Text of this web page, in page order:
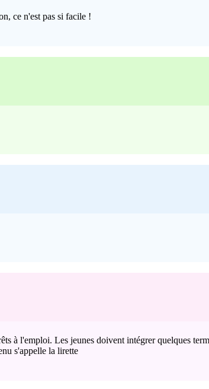
ce n'est pas si facile !
à l'emploi. Les jeunes doivent intégrer quelques
s'appelle la lirette